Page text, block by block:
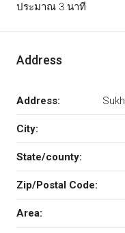
ประมาณ 3 นาที
Address
Address:
City:
State/county:
Zip/Postal Code:
Area: